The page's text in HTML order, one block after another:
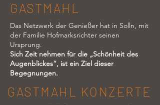
GASTMAHL
Das Netzwerk der Genießer hat in Solln, mit
der Familie Hofmarksrichter seinen
Ursprung.
Sich Zeit nehmen für die „Schönheit des
Augenblickes“, ist ein Ziel dieser
Begegnungen.
GASTMAHL KONZERTE